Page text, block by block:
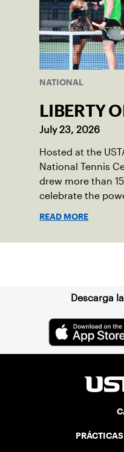
NATIONAL
LIBERTY
July 23, 2026
Hosted at the
National Tennis
drew more than
celebrate the
READ MORE
Descarga